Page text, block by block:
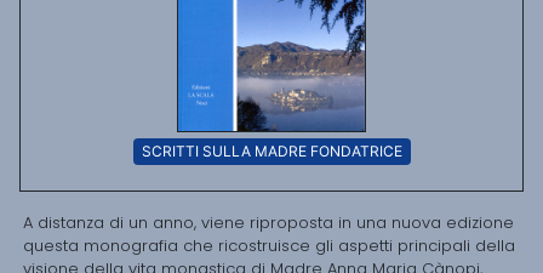
SCRITTI SULLA MADRE FONDATRICE
A distanza di un anno, viene riproposta in una nuova edizione
questa monografia che ricostruisce gli aspetti principali della
visione della vita monastica di Madre Anna Maria Cànopi,